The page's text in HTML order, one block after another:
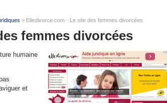
> Elledivorce.com - Le site des femmes divorcées
femmes divorcées
humaine
et